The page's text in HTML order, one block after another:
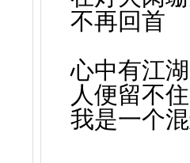
不再回首
心中有江湖
人便留不住
我是一个